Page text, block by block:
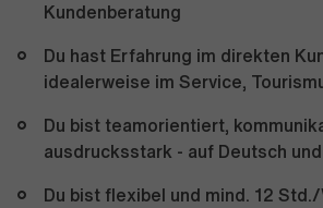
Kundenberatung
Du hast Erfahrung im direkten
idealerweise im Service,
Du bist teamorientiert,
ausdrucksstark - auf Deutsch
Du bist flexibel und mind. 12